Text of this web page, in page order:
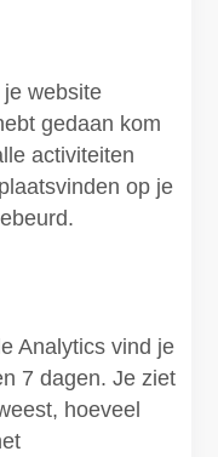
website
gedaan kom
activiteiten
op je
Analytics vind je
7 dagen. Je ziet
hoeveel